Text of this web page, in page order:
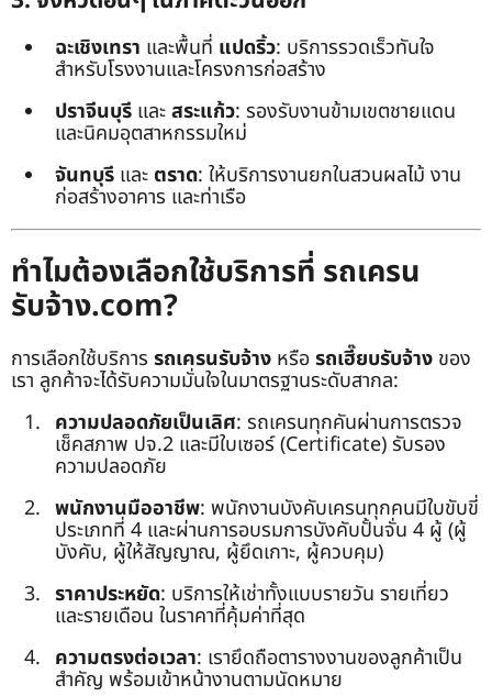
ฉะเชิงเทรา และพื้นที่ แปดริ้ว: บริการรวดเร็วทันใจ
สำหรับโรงงานและโครงการก่อสร้าง
ปราจีนบุรี และสระแก้ว: รองรับงานข้ามเขตชายแดน
และนิคมอุตสาหกรรมใหม่
จันทบุรี และ ตราด: ให้บริการงานยกในสวนผลไม้ งาน
ก่อสร้างอาคาร และท่าเรือ
ทำไมต้องเลือกใช้บริการที่ รถเครน
รับจ้าง.com?
การเลือกใช้บริการ รถเครนรับจ้าง หรือรถเฮี๊ยบรับจ้าง ของ
เรา ลูกค้าจะได้รับความมั่นใจในมาตรฐานระดับสากล:
ความปลอดภัยเป็นเลิศ: รถเครนทุกคันผ่านการตรวจ
เช็คสภาพ ปจ.2 และมีใบเซอร์ (Certificate) รับรอง
ความปลอดภัย
พนักงานมืออาชีพ: พนักงานบังคับเครนทุกคนมีใบขับขี่
ประเภทที่ 4 และผ่านการอบรมการบังคับปั้นจั่น 4 ผู้ (ผู้
บังคับ, ผู้ให้สัญญาณ, ผู้ยึดเกาะ, ผู้ควบคุม)
ราคาประหยัด: บริการให้เช่าทั้งแบบรายวัน รายเที่ยว
และรายเดือน ในราคาที่คุ้มค่าที่สุด
ความตรงต่อเวลา: เรายึดถือตารางงานของลูกค้าเป็น
สำคัญ พร้อมเข้าหน้างานตามนัดหมาย